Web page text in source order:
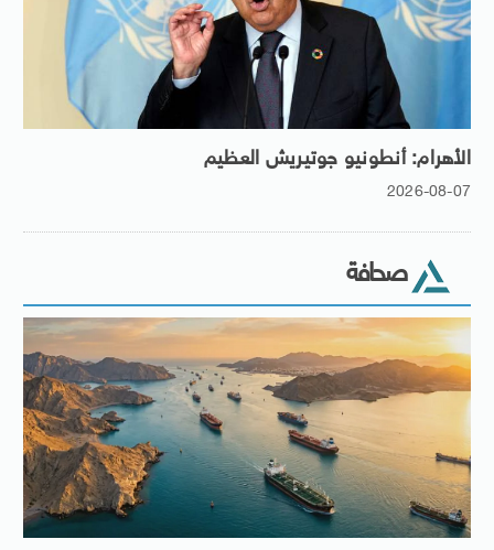
الأهرام: أنطونيو جوتيريش العظيم
2026-08-07
صحافة